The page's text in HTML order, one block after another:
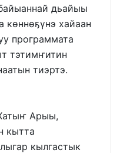
дьайыы
көннөҕүнэ хайаан
программата
тэтимҥитин
тиэртэ.
Арыы,
кытта
кылгастык